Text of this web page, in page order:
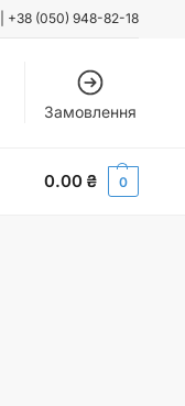
+38 (050) 948-82-18
Замовлення
0.00 ₴ 0